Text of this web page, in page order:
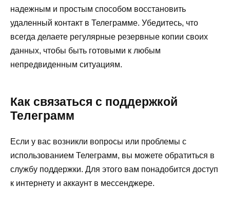
надежным и простым способом восстановить
удаленный контакт в Телеграмме. Убедитесь, что
всегда делаете регулярные резервные копии своих
данных, чтобы быть готовыми к любым
непредвиденным ситуациям.
Как связаться с поддержкой
Телеграмм
Если у вас возникли вопросы или проблемы с
использованием Телеграмм, вы можете обратиться в
службу поддержки. Для этого вам понадобится доступ
к интернету и аккаунт в мессенджере.